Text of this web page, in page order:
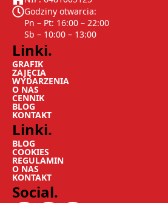
Godziny otwarcia:
Pn – Pt: 16:00 – 22:00
Sb – 10:00 – 13:00
Linki.
GRAFIK
ZAJĘCIA
WYDARZENIA
O NAS
CENNIK
BLOG
KONTAKT
Linki.
BLOG
COOKIES
REGULAMIN
O NAS
KONTAKT
Social.